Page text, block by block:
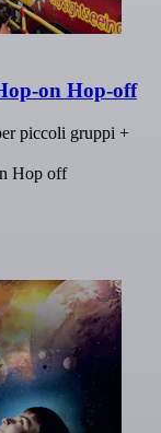
on Hop-off
piccoli gruppi +
Hop off